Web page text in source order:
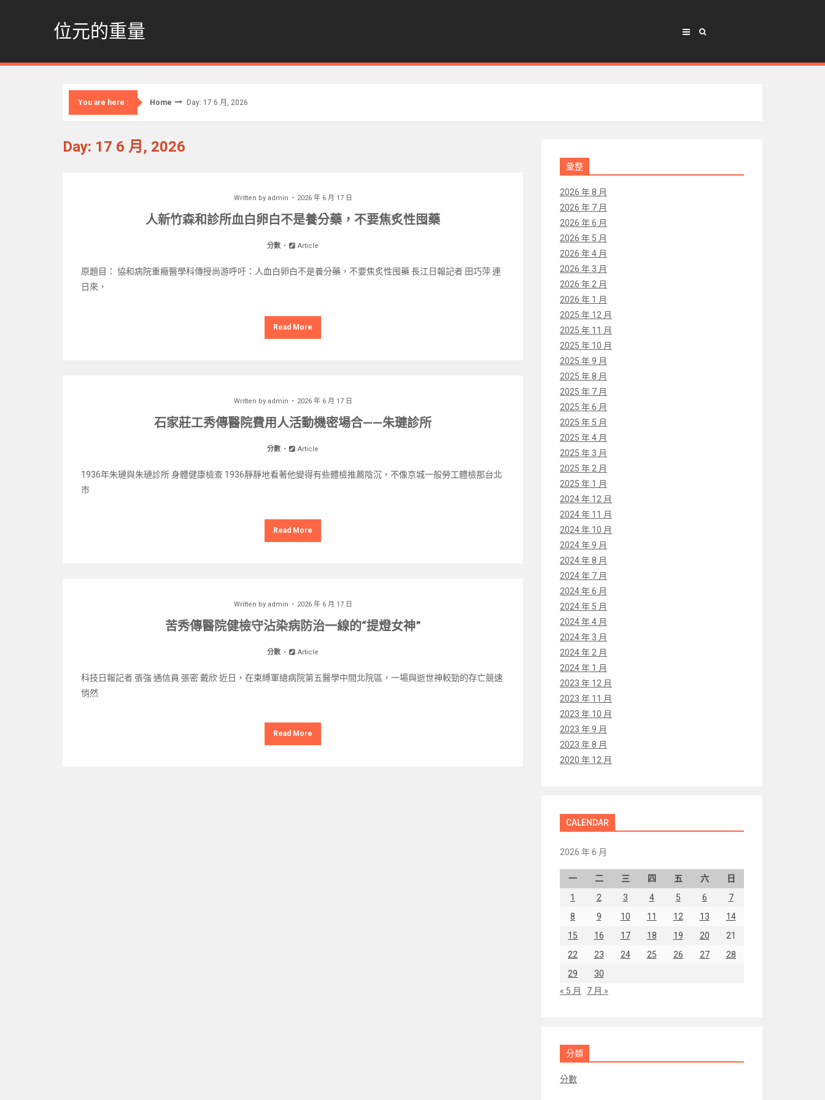
位元的重量
You are here : Home Day: 17 6 月, 2026
Day: 17 6 月, 2026
Written by admin 2026 年 6 月 17 日
人新竹森和診所血白卵白不是養分藥，不要焦炙性囤藥
分數 Article
原題目： 協和病院重癥醫學科傳授尚游呼吁：人血白卵白不是養分藥，不要焦炙性囤藥 長江日報記者 田巧萍 連
日來，
Read More
Written by admin 2026 年 6 月 17 日
石家莊工秀傳醫院費用人活動機密場合——朱璉診所
分數 Article
1936年朱璉與朱璉診所 身體健康檢查 1936靜靜地看著他變得有些體檢推薦陰沉，不像京城一般勞工體檢那台北
巿
Read More
Written by admin 2026 年 6 月 17 日
苦秀傳醫院健檢守沾染病防治一線的“提燈女神”
分數 Article
科技日報記者 張強 通信員 張密 戴欣 近日，在束縛軍總病院第五醫學中間北院區，一場與逝世神較勁的存亡競速
悄然
Read More
彙整
2026 年 8 月
2026 年 7 月
2026 年 6 月
2026 年 5 月
2026 年 4 月
2026 年 3 月
2026 年 2 月
2026 年 1 月
2025 年 12 月
2025 年 11 月
2025 年 10 月
2025 年 9 月
2025 年 8 月
2025 年 7 月
2025 年 6 月
2025 年 5 月
2025 年 4 月
2025 年 3 月
2025 年 2 月
2025 年 1 月
2024 年 12 月
2024 年 11 月
2024 年 10 月
2024 年 9 月
2024 年 8 月
2024 年 7 月
2024 年 6 月
2024 年 5 月
2024 年 4 月
2024 年 3 月
2024 年 2 月
2024 年 1 月
2023 年 12 月
2023 年 11 月
2023 年 10 月
2023 年 9 月
2023 年 8 月
2020 年 12 月
CALENDAR
2026 年 6 月
一 二 三 四 五 六
日
1
2 3 4 5 6
7
8
9 10 11 12 13
14
15
16 17 18 19 20
21
22
23 24 25 26 27
28
29
30
« 5 月
7 月 »
分類
分數